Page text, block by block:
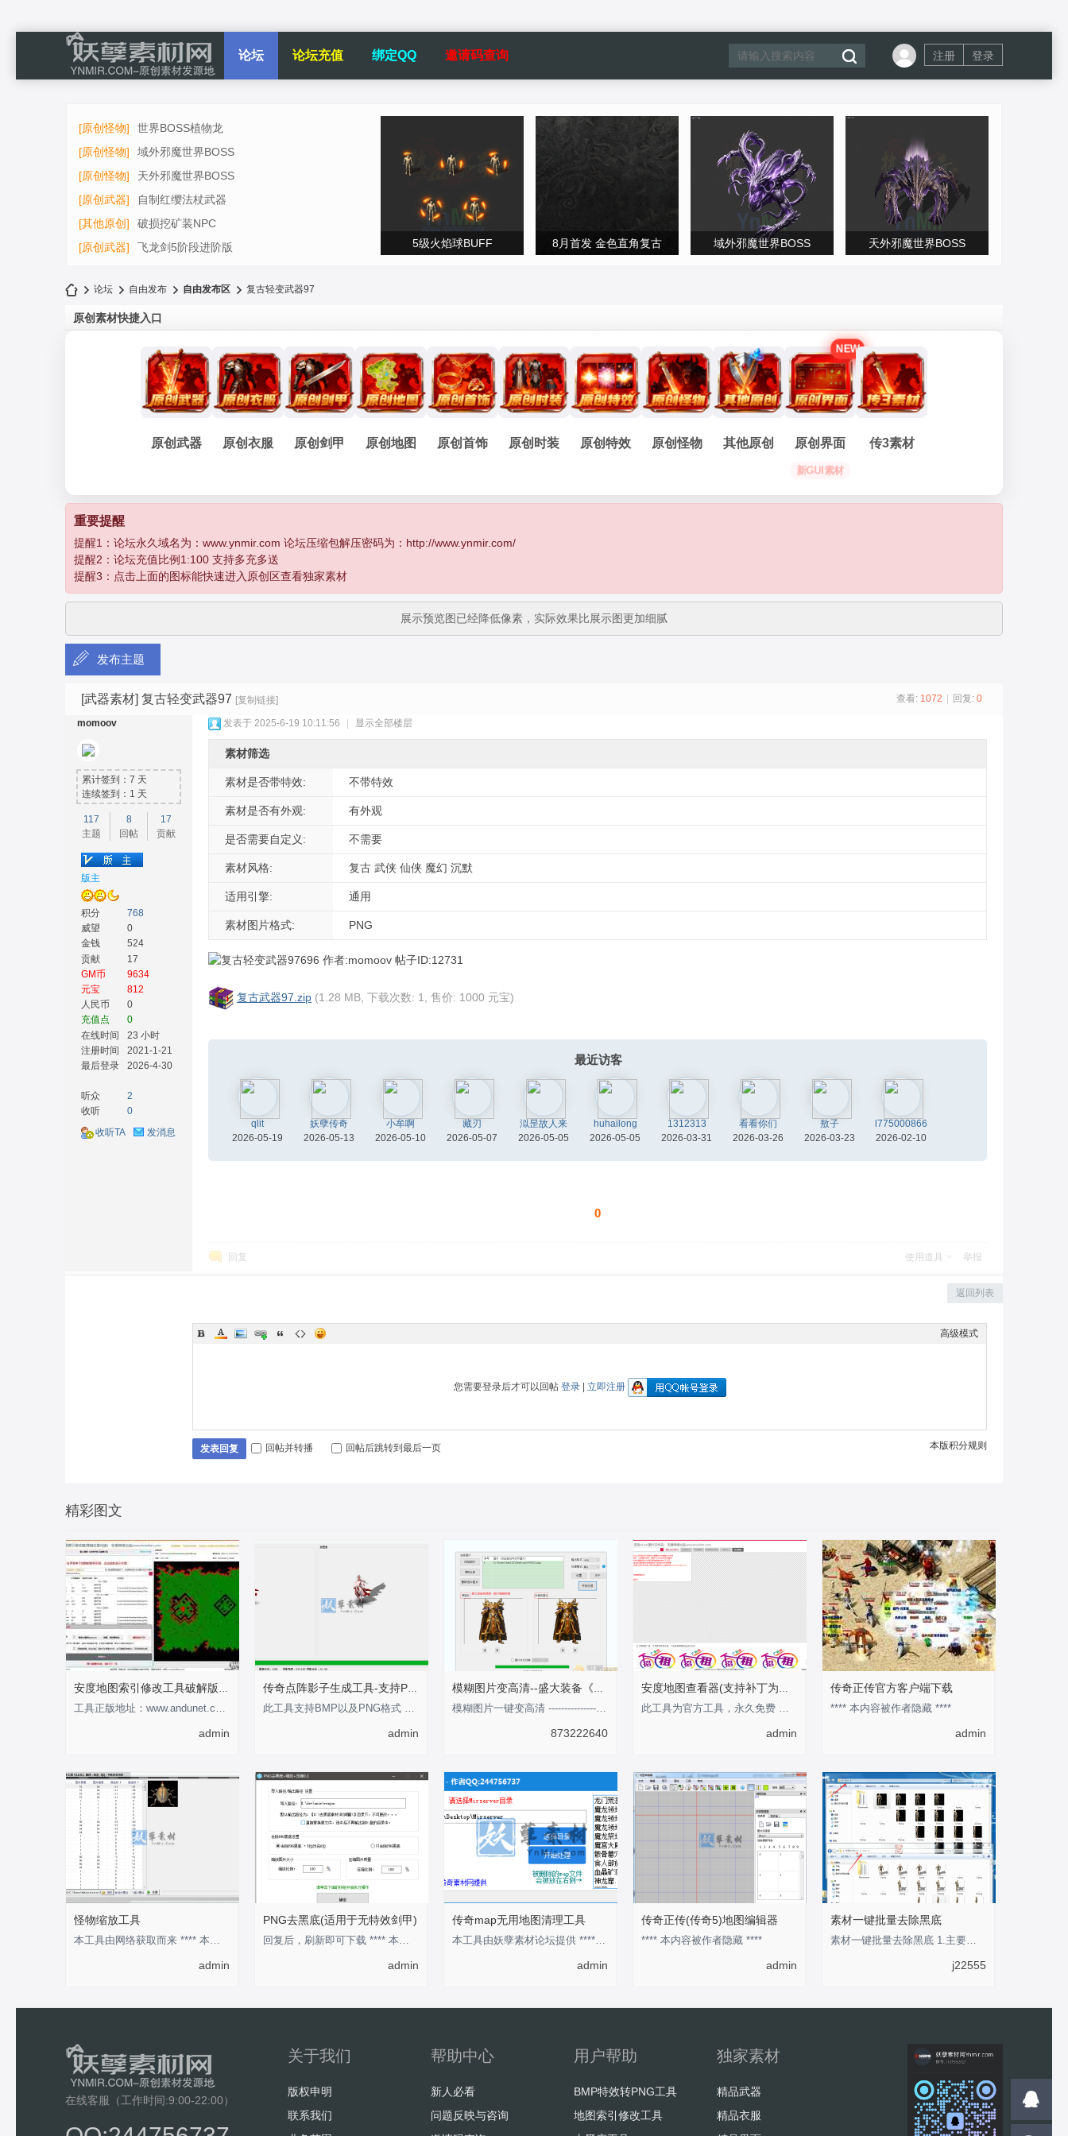
论坛 论坛充值 绑定QQ 邀请码查询 注册 登录
[原创怪物]
世界BOSS植物龙
[原创怪物]
域外邪魔世界BOSS
[原创怪物]
天外邪魔世界BOSS
[原创武器]
自制红缨法杖武器
[其他原创]
破损挖矿装NPC
[原创武器]
飞龙剑5阶段进阶版 5级火焰球BUFF 8月首发 金色直角复古 域外邪魔世界BOSS 天外邪魔世界BOSS
孽
传
论坛 自由发布
›
自由发布区
›
复古轻变武器97
原创素材快捷入口
原创武器 原创衣服 原创剑甲 原创地图 原创首饰 原创时装 原创特效 原创怪物 其他原创
NEW
原创界面
新GUI素材
传3素材
重要提醒
提醒1：论坛永久域名为：www.ynmir.com 论坛压缩包解压密码为：http://www.ynmir.com/
提醒2：论坛充值比例1:100 支持多充多送
提醒3：点击上面的图标能快速进入原创区查看独家素材
展示预览图已经降低像素，实际效果比展示图更加细腻
发布主题
[武器素材] 复古轻变武器97 [复制链接] 查看: 1072 回复: 0
momoov
累计签到：7 天
连续签到：1 天
117
主题
8
回帖
17
贡献
版主
积分
768
威望
0
金钱
524
贡献
17
GM币
9634
元宝
812
人民币
0
充值点
0
在线时间
23 小时
注册时间
2021-1-21
最后登录
2026-4-30
听众
2
收听
0
收听TA
发消息
发表于 2025-6-19 10:11:56 显示全部楼层
素材筛选
素材是否带特效: 不带特效
素材是否有外观: 有外观
是否需要自定义: 不需要
素材风格: 复古 武侠 仙侠 魔幻 沉默
适用引擎: 通用
素材图片格式: PNG
复古武器97.zip (1.28 MB, 下载次数: 1, 售价: 1000 元宝)
最近访客
qlit
2026-05-19
妖孽传奇
2026-05-13
小牟啊
2026-05-10
藏刃
2026-05-07
泤昰故人来
2026-05-05
huhailong
2026-05-05
1312313
2026-03-31
看看你们
2026-03-26
敖子
2026-03-23
l775000866
2026-02-10
0
回复 使用道具 举报
返回列表
高级模式
您需要登录后才可以回帖 登录| 立即注册
本版积分规则
发表回复 回帖并转播 回帖后跳转到最后一页
精彩图文
安度地图索引修改工具破解版-支持0-255
工具正版地址：www.andunet.com 制作不易，有经济基础的支持正版软件 以下为正版截
admin
传奇点阵影子生成工具-支持PNG格式
此工具支持BMP以及PNG格式 影子支持可调整大小 倾斜角度 以及坐标注意：此编辑
admin
模糊图片变高清--盛大装备《剑甲内观外观》
模糊图片一键变高清 ---------------性-----感-----的-----分-----界-----线-----
873222640
安度地图查看器(支持补丁为图片模式)
此工具为官方工具，永久免费 作为预览地图的工具还是不错的 优点是可以快速的知道某张
admin
传奇正传官方客户端下载
**** 本内容被作者隐藏 ****
admin
怪物缩放工具
本工具由网络获取而来 **** 本内容被作者隐藏 ****
admin
PNG去黑底(适用于无特效剑甲)
回复后，刷新即可下载 **** 本内容被作者隐藏 ****
admin
传奇map无用地图清理工具
本工具由妖孽素材论坛提供 **** 本内容被作者隐藏 ****
admin
传奇正传(传奇5)地图编辑器
**** 本内容被作者隐藏 ****
admin
素材一键批量去除黑底
素材一键批量去除黑底 1.主要用于将传奇类纯黑色背景素材转换为透明背景的PNG格式素材
j22555
在线客服（工作时间:9:00-22:00）
关于我们
版权申明
联系我们
帮助中心
新人必看
问题反映与咨询
用户帮助
BMP特效转PNG工具
地图索引修改工具
独家素材
精品武器
精品衣服